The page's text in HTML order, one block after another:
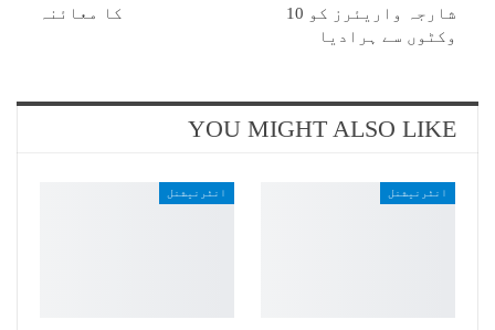
شارجہ واریئرز کو 10
وکٹوں سے ہرادیا
کا معائنہ
YOU MIGHT ALSO LIKE
انٹرنیشنل انٹرنیشنل